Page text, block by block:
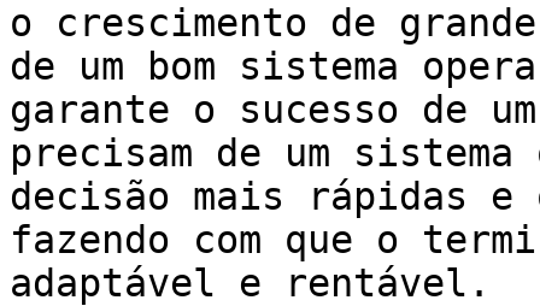
o crescimento de
de um bom sistema
garante o sucesso de
precisam de um
decisão mais rápidas e
fazendo com que o
adaptável e rentável.